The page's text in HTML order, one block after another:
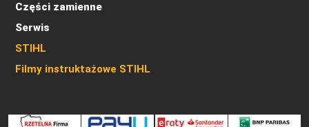
Części zamienne
Serwis
STIHL
Filmy instruktażowe STIHL